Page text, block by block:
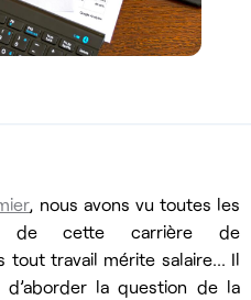
, nous avons vu toutes les
de cette carrière de
tout travail mérite salaire… Il
la question de la